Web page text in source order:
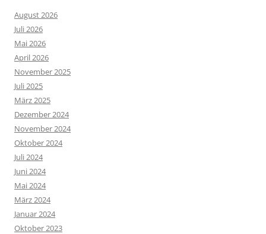
August 2026
Juli 2026
Mai 2026
April 2026
November 2025
Juli 2025
März 2025
Dezember 2024
November 2024
Oktober 2024
Juli 2024
Juni 2024
Mai 2024
März 2024
Januar 2024
Oktober 2023